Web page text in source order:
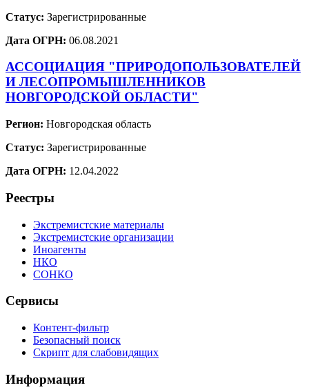
Статус: Зарегистрированные
Дата ОГРН: 06.08.2021
АССОЦИАЦИЯ "ПРИРОДОПОЛЬЗОВАТЕЛЕЙ
И ЛЕСОПРОМЫШЛЕННИКОВ
НОВГОРОДСКОЙ ОБЛАСТИ"
Регион: Новгородская область
Статус: Зарегистрированные
Дата ОГРН: 12.04.2022
Реестры
Экстремистские материалы
Экстремистские организации
Иноагенты
НКО
СОНКО
Сервисы
Контент-фильтр
Безопасный поиск
Скрипт для слабовидящих
Информация